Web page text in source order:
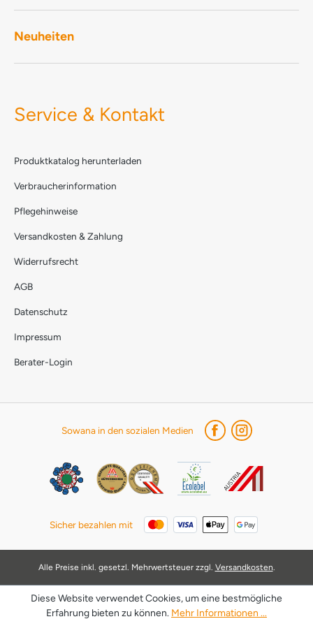
Neuheiten
Service & Kontakt
Produktkatalog herunterladen
Verbraucherinformation
Pflegehinweise
Versandkosten & Zahlung
Widerrufsrecht
AGB
Datenschutz
Impressum
Berater-Login
Sowana in den sozialen Medien
Sicher bezahlen mit
Alle Preise inkl. gesetzl. Mehrwertsteuer zzgl. Versandkosten.
Diese Website verwendet Cookies, um eine bestmögliche
Erfahrung bieten zu können. Mehr Informationen ...